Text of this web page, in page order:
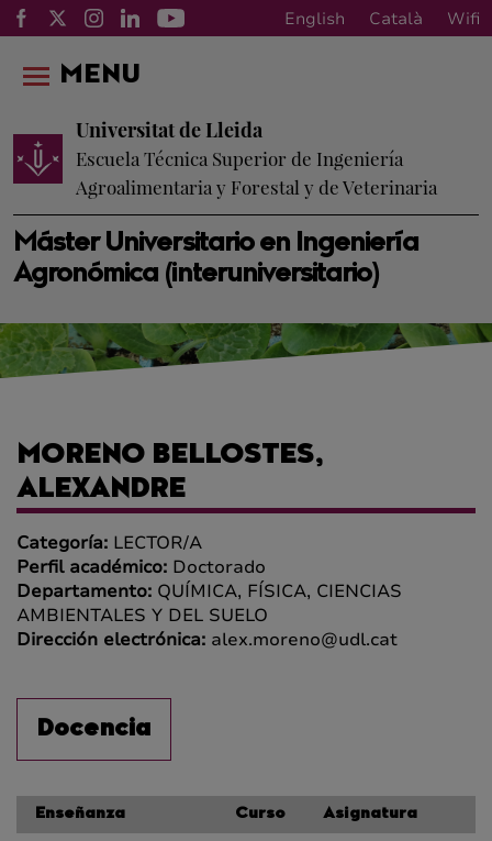
English Català Wifi
Máster Universitario en Ingeniería
Agronómica (interuniversitario)
Universitat de Lleida
Escuela Técnica Superior de Ingeniería
Agroalimentaria y Forestal y de Veterinaria
MENU
MORENO BELLOSTES,
ALEXANDRE
Categoría: LECTOR/A
Perfil académico: Doctorado
Departamento: QUÍMICA, FÍSICA, CIENCIAS
AMBIENTALES Y DEL SUELO
Dirección electrónica: alex.moreno@udl.cat
Docencia
Enseñanza Curso Asignatura